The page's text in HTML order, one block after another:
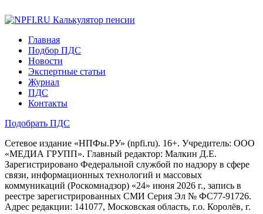
Калькулятор пенсии
Главная
Подбор ПДС
Новости
Экспертные статьи
Журнал
ПДС
Контакты
Подобрать ПДС
Сетевое издание «НПФы.РУ» (npfi.ru). 16+. Учредитель: ООО
«МЕДИА ГРУПП». Главный редактор: Малкин Д.Е.
Зарегистрировано Федеральной службой по надзору в сфере
связи, информационных технологий и массовых
коммуникаций (Роскомнадзор) «24» июня 2026 г., запись в
реестре зарегистрированных СМИ Серия Эл № ФС77-91726.
Адрес редакции: 141077, Московская область, г.о. Королёв, г.